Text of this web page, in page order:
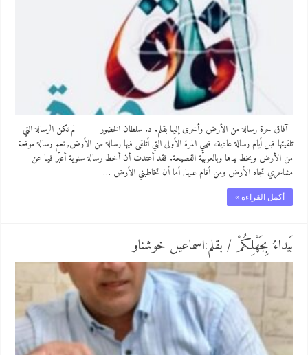
آفاق حرة رسالة من الأرض وأخرى إليها بقلم. د. سلطان الخضور لم تكن الرسالة التي
تلقيتها قبل أيام رسالة عادية، فهي المرة الأولى التي أتلقى فيها رسالة من الأرض, نعم رسالة موقعة
من الأرض وبخط يدها وبالعربيّة الفصيحة. فقد أعتدت أن أخط رسالة سنوية أعبّر فيها عن
مشاعري تجاه الأرض ومن أقام عليها, أما أن تخاطبني الأرض …
أكمل القراءة »
بَيداءُ بِجَهْلِكُمْ / بقلم:اسماعيل خوشناو